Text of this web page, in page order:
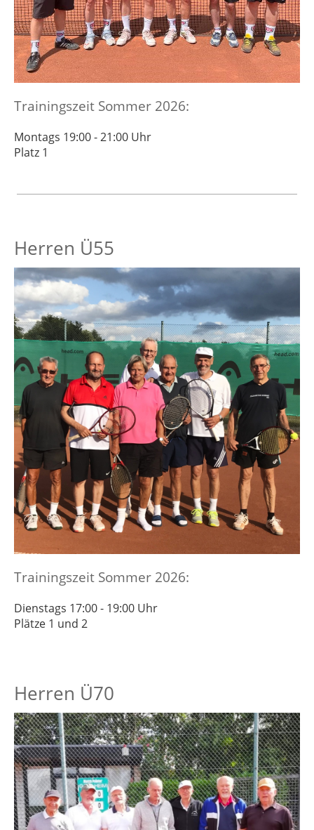
Trainingszeit Sommer 2026:
Montags 19:00 - 21:00 Uhr
Platz 1
Herren Ü55
Trainingszeit Sommer 2026:
Dienstags 17:00 - 19:00 Uhr
Plätze 1 und 2
Herren Ü70